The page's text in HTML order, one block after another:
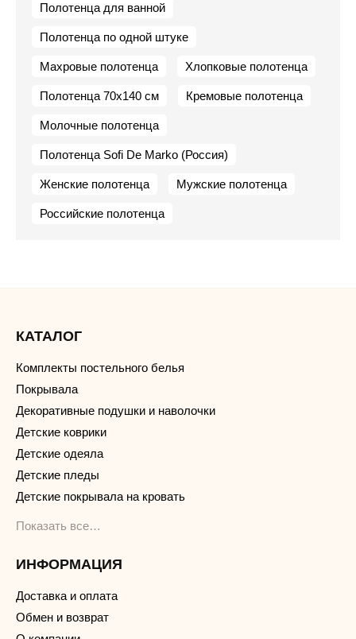
Полотенца для ванной
Полотенца по одной штуке
Махровые полотенца Хлопковые полотенца
Полотенца 70х140 см Кремовые полотенца
Молочные полотенца
Полотенца Sofi De Marko (Россия)
Женские полотенца Мужские полотенца
Российские полотенца
КАТАЛОГ
Комплекты постельного белья
Покрывала
Декоративные подушки и наволочки
Детские коврики
Детские одеяла
Детские пледы
Детские покрывала на кровать
Показать все…
ИНФОРМАЦИЯ
Доставка и оплата
Обмен и возврат